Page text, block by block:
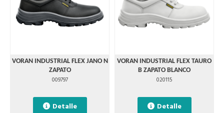
VORAN INDUSTRIAL FLEX JANO N
ZAPATO
009797
Detalle
VORAN INDUSTRIAL FLEX TAURO
B ZAPATO BLANCO
020115
Detalle